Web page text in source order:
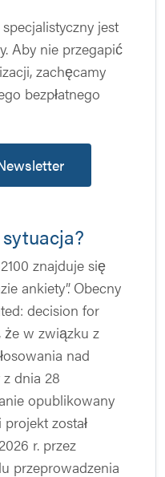
jest
Aby nie przegapić
zachęcamy
bezpłatnego
znajduje się
ankiety”. Obecny
decision for
że w związku z
nad
dnia 28
opublikowany
został
r. przez
przeprowadzenia